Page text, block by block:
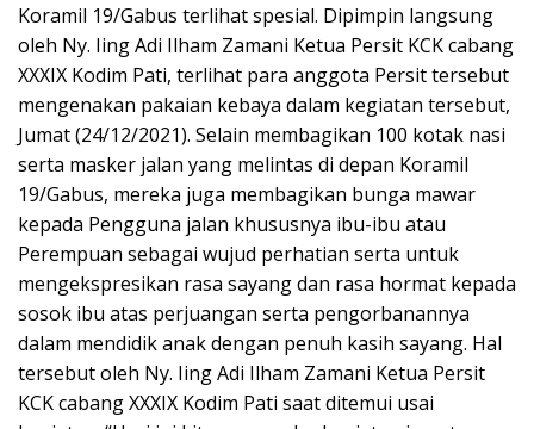
Koramil 19/Gabus terlihat spesial. Dipimpin langsung
oleh Ny. Iing Adi Ilham Zamani Ketua Persit KCK cabang
XXXIX Kodim Pati, terlihat para anggota Persit tersebut
mengenakan pakaian kebaya dalam kegiatan tersebut,
Jumat (24/12/2021). Selain membagikan 100 kotak nasi
serta masker jalan yang melintas di depan Koramil
19/Gabus, mereka juga membagikan bunga mawar
kepada Pengguna jalan khususnya ibu-ibu atau
Perempuan sebagai wujud perhatian serta untuk
mengekspresikan rasa sayang dan rasa hormat kepada
sosok ibu atas perjuangan serta pengorbanannya
dalam mendidik anak dengan penuh kasih sayang. Hal
tersebut oleh Ny. Iing Adi Ilham Zamani Ketua Persit
KCK cabang XXXIX Kodim Pati saat ditemui usai